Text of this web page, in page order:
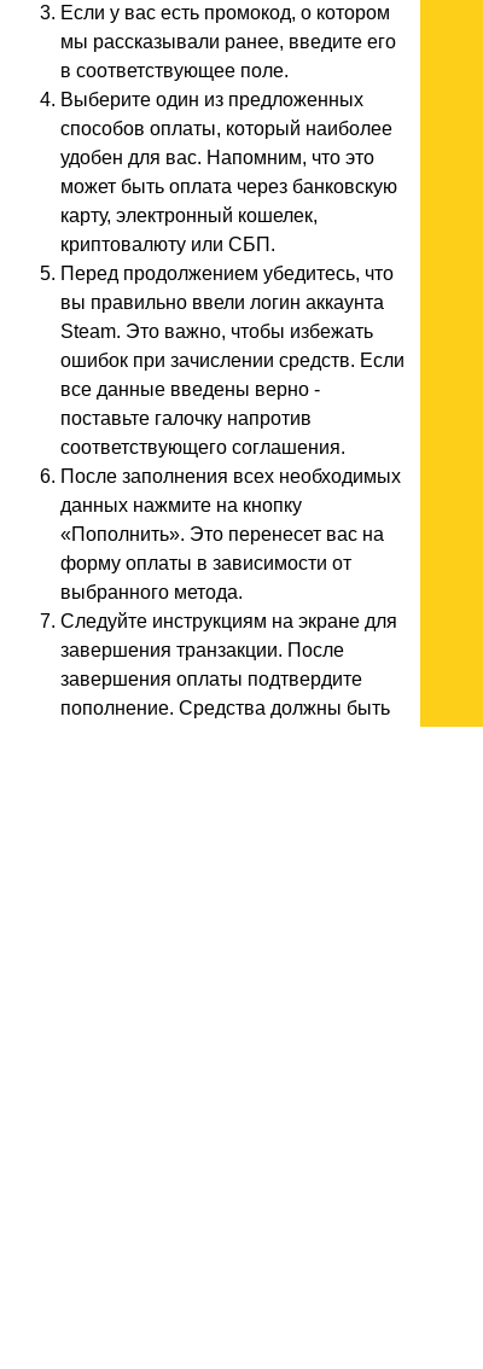
Если у вас есть промокод, о котором
мы рассказывали ранее, введите его
в соответствующее поле.
Выберите один из предложенных
способов оплаты, который наиболее
удобен для вас. Напомним, что это
может быть оплата через банковскую
карту, электронный кошелек,
криптовалюту или СБП.
Перед продолжением убедитесь, что
вы правильно ввели логин аккаунта
Steam. Это важно, чтобы избежать
ошибок при зачислении средств. Если
все данные введены верно -
поставьте галочку напротив
соответствующего соглашения.
После заполнения всех необходимых
данных нажмите на кнопку
«Пополнить». Это перенесет вас на
форму оплаты в зависимости от
выбранного метода.
Следуйте инструкциям на экране для
завершения транзакции. После
завершения оплаты подтвердите
пополнение. Средства должны быть